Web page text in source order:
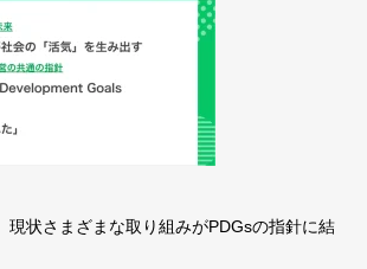
現状さまざまな取り組みがPDGsの指針に結